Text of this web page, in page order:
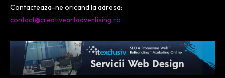
Contacteaza-ne oricand la adresa:
contact@creativeartadvertising.ro